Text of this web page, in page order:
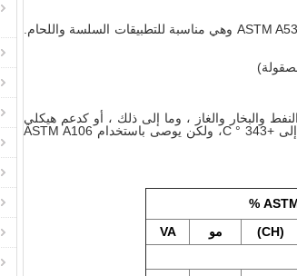
يشير إلى أنابيب الفولاذ الكربوني التي تتوافق مع معايير ASTM A53 / A53M وهي مناسبة للتطبيقات السلسة واللحام.
والبخار والغاز ، وما إلى ذلك ، أو كدعم هيكلي
للمباني والمكونات الميكانيكية ، وما إلى ذلك.قابلة للتطبيق بشكل عام من -29 ° C إلى +343 ° C، ولكن يوصى باستخدام ASTM A106
(CH) مو
VA